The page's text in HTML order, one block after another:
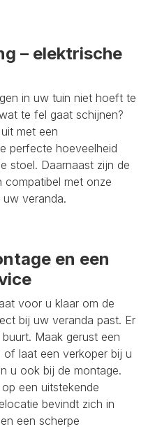
– elektrische
in uw tuin niet hoeft te
te fel gaat schijnen?
met een
perfecte hoeveelheid
stoel. Daarnaast zijn de
compatibel met onze
veranda.
en een
voor u klaar om de
bij uw veranda past. Er
Maak gerust een
laat een verkoper bij u
u ook bij de montage.
een uitstekende
bevindt zich in
een scherpe